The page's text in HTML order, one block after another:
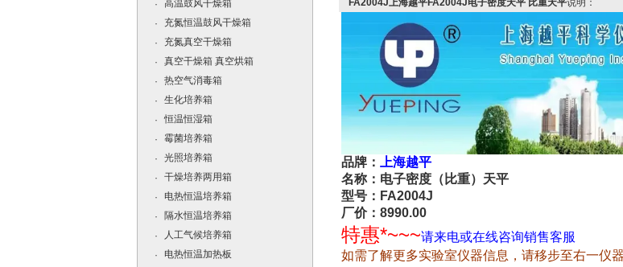
·
高温鼓风干燥箱
·
充氮恒温鼓风干燥箱
·
充氮真空干燥箱
·
真空干燥箱 真空烘箱
·
热空气消毒箱
·
生化培养箱
·
恒温恒湿箱
·
霉菌培养箱
·
光照培养箱
·
干燥培养两用箱
·
电热恒温培养箱
·
隔水恒温培养箱
·
人工气候培养箱
·
电热恒温加热板
FA2004J上海越平FA2004J电子密度天平 比重天平说明：
品牌：
上海越平
名称：电子密度（比重）天平
型号：FA2004J
厂价：8990.00
特惠*~~~请来电或在线咨询销售客服
如需了解更多实验室仪器信息，请移步至右一仪器